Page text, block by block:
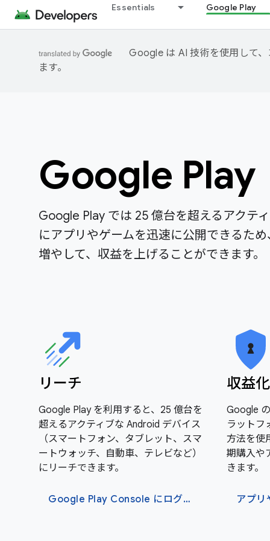
Essentials Google Play
Google は AI 技術を使用して
ます。
Google Play
Google Play では 25 億台を超えるアクテ
にアプリやゲームを迅速に公開できるた
増やして、収益を上げることができます。
リーチ
Google Play を利用すると、25 億台を
超えるアクティブな Android デバイス
（スマートフォン、タブレット、スマ
ートウォッチ、自動車、テレビなど）
にリーチできます。
Google Play Console にログイン
収益化
Google
ラットフ
方法を使
期購入や
きます。
アプリ